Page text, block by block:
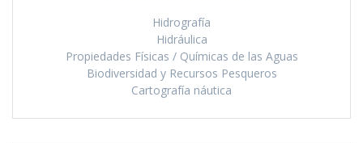
Hidrografía
Hidráulica
Propiedades Físicas / Químicas de las Aguas
Biodiversidad y Recursos Pesqueros
Cartografía náutica